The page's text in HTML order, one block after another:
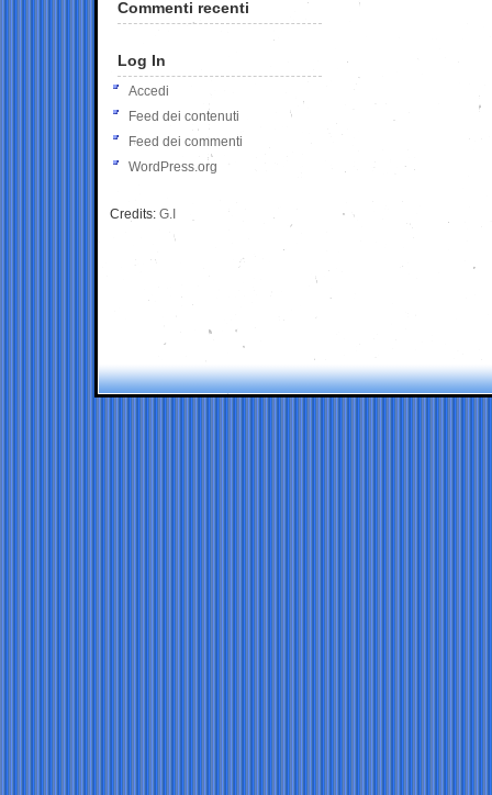
Commenti recenti
Log In
Accedi
Feed dei contenuti
Feed dei commenti
WordPress.org
Credits: G.I